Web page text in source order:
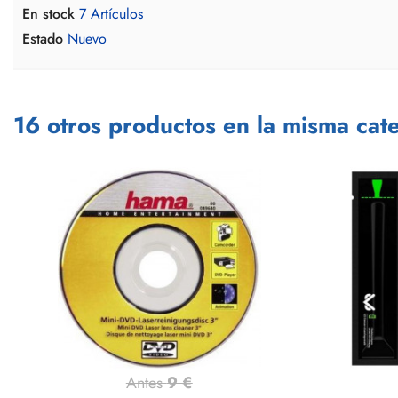
En stock 7 Artículos
Estado Nuevo
16 otros productos en la misma
Vista rápida
Antes9 €